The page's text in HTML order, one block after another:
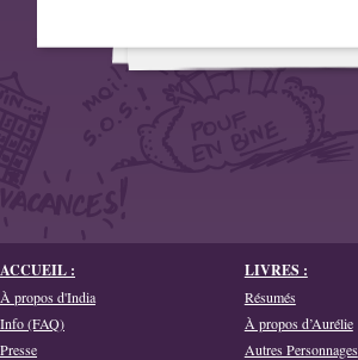
ACCUEIL :
À propos d'India
Info (FAQ)
Presse
LIVRES :
Résumés
À propos d’Aurélie
Autres Personnages